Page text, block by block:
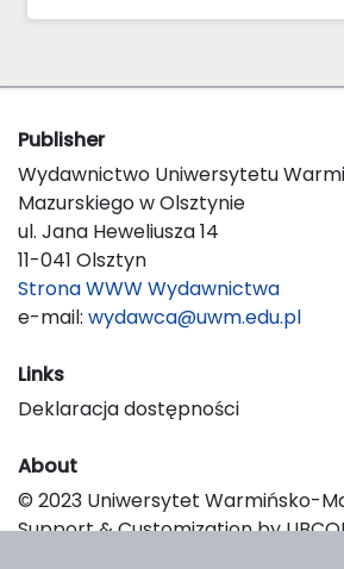
Publisher
Wydawnictwo Uniwersytetu
Mazurskiego w Olsztynie
ul. Jana Heweliusza 14
11-041 Olsztyn
Strona WWW Wydawnictwa
e-mail: wydawca@uwm.edu.pl
Links
Deklaracja dostępności
About
© 2023 Uniwersytet Warmińsko-
Support & Customization by